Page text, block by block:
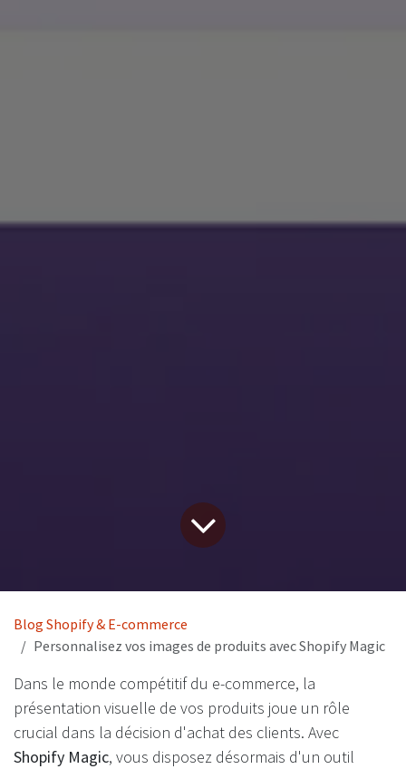
Blog Shopify & E-commerce
Personnalisez vos images de produits avec Shopify Magic
Dans le monde compétitif du e-commerce, la
présentation visuelle de vos produits joue un rôle
crucial dans la décision d'achat des clients. Avec
Shopify Magic, vous disposez désormais d'un outil